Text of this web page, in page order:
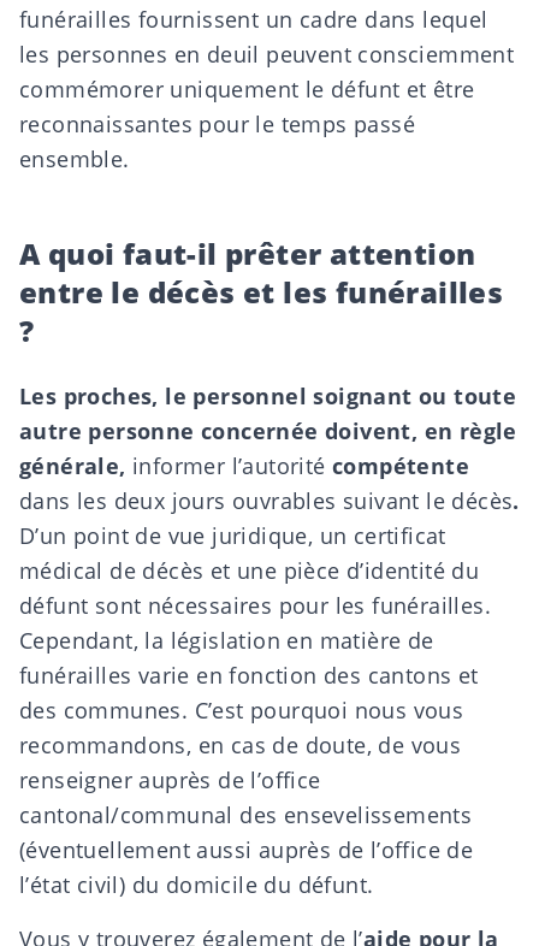
funérailles fournissent un cadre dans lequel
les personnes en deuil peuvent consciemment
commémorer uniquement le défunt et être
reconnaissantes pour le temps passé
ensemble.
A quoi faut-il prêter attention
entre le décès et les funérailles
?
Les proches, le personnel soignant ou toute
autre personne concernée doivent, en règle
générale, informer l’autorité compétente
dans les deux jours ouvrables suivant le décès.
D’un point de vue juridique, un certificat
médical de décès et une pièce d’identité du
défunt sont nécessaires pour les funérailles.
Cependant, la législation en matière de
funérailles varie en fonction des cantons et
des communes. C’est pourquoi nous vous
recommandons, en cas de doute, de vous
renseigner auprès de l’office
cantonal/communal des ensevelissements
(éventuellement aussi auprès de l’office de
l’état civil) du domicile du défunt.
Vous y trouverez également de l’aide pour la